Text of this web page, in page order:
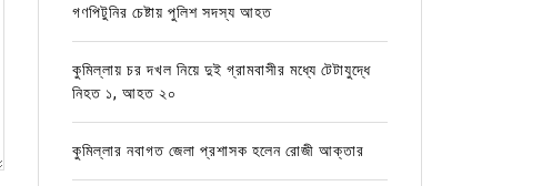
গণপিটুনির চেষ্টায় পুলিশ সদস্য আহত
কুমিল্লায় চর দখল নিয়ে দুই গ্রামবাসীর মধ্যে টেটাযুদ্ধে
নিহত ১, আহত ২০
কুমিল্লার নবাগত জেলা প্রশাসক হলেন রোজী আক্তার